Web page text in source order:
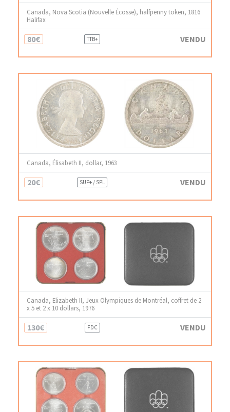
Canada, Nova Scotia (Nouvelle Écosse), halfpenny token, 1816
Halifax
80€ TTB+ VENDU
Canada, Élisabeth II, dollar, 1963
20€ SUP+ / SPL VENDU
Canada, Elizabeth II, Jeux Olympiques de Montréal, coffret de 2
x 5 et 2 x 10 dollars, 1976
130€ FDC VENDU